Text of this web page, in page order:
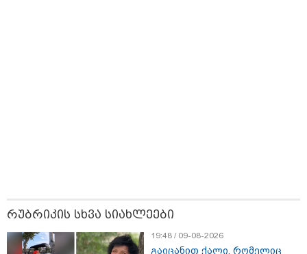
რუბრიკის სხვა სიახლეები
19:48 / 09-08-2026
გაიცანით ქალი, რომელიც